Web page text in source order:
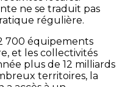
ne se traduit pas
régulière.
700 équipements
et les collectivités
plus de 12 milliards
territoires, la